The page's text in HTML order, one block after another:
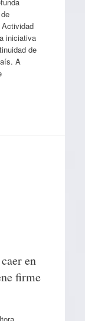
iniciativa
de
A
en
firme